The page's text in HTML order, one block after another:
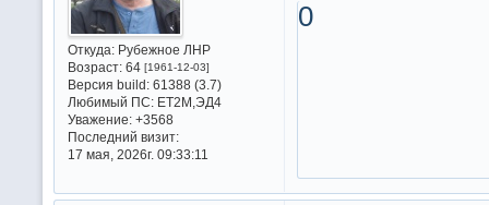
Откуда:Рубежное ЛНР
Возраст:64 [1961-12-03]
Версия build:61388 (3.7)
Любимый ПС:ET2M,ЭД4
Уважение: +3568
Последний визит:
17 мая, 2026г. 09:33:11
0